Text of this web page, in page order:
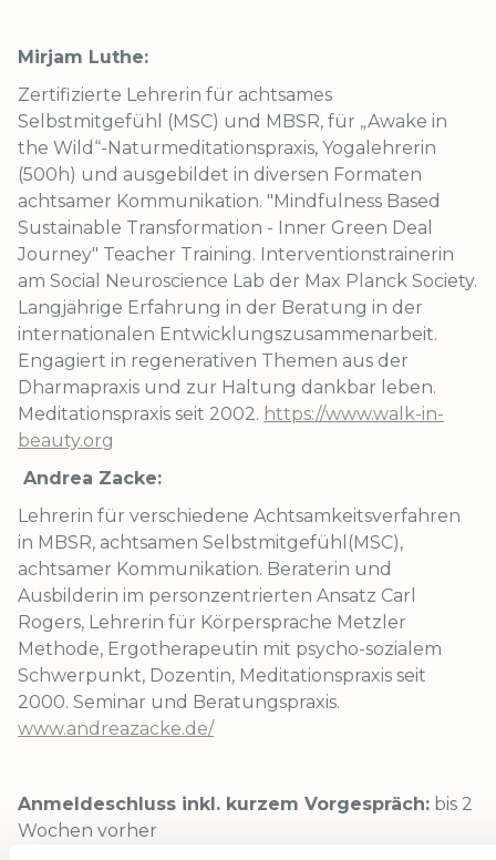
Mirjam Luthe:
Zertifizierte Lehrerin für achtsames
Selbstmitgefühl (MSC) und MBSR, für „Awake in
the Wild“-Naturmeditationspraxis, Yogalehrerin
(500h) und ausgebildet in diversen Formaten
achtsamer Kommunikation. "Mindfulness Based
Sustainable Transformation - Inner Green Deal
Journey" Teacher Training. Interventionstrainerin
am Social Neuroscience Lab der Max Planck Society.
Langjährige Erfahrung in der Beratung in der
internationalen Entwicklungszusammenarbeit.
Engagiert in regenerativen Themen aus der
Dharmapraxis und zur Haltung dankbar leben.
Meditationspraxis seit 2002. https://www.walk-in-
beauty.org
Andrea Zacke:
Lehrerin für verschiedene Achtsamkeitsverfahren
in MBSR, achtsamen Selbstmitgefühl(MSC),
achtsamer Kommunikation. Beraterin und
Ausbilderin im personzentrierten Ansatz Carl
Rogers, Lehrerin für Körpersprache Metzler
Methode, Ergotherapeutin mit psycho-sozialem
Schwerpunkt, Dozentin, Meditationspraxis seit
2000. Seminar und Beratungspraxis.
www.andreazacke.de/
Anmeldeschluss inkl. kurzem Vorgespräch: bis 2
Wochen vorher